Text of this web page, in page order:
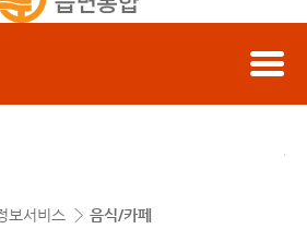
보서비스 음식/카페